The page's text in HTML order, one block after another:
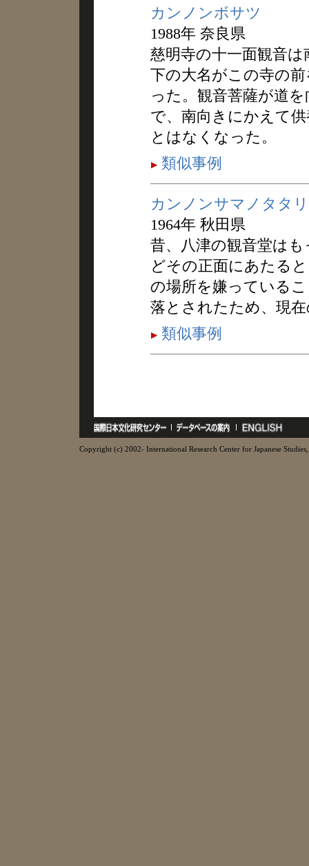
カンノンボサツ
1988年 奈良県
慈明寺の十一面観音
下の大名がこの寺の
った。観音菩薩が道
で、南向きにかえて
とはなくなった。
類似事例
カンノンサマノタタリ
1964年 秋田県
昔、八津の観音堂は
どその正面にあたる
の場所を嫌っている
落とされたため、現
類似事例
Copyright (c) 2002- International Research Center for Japanese